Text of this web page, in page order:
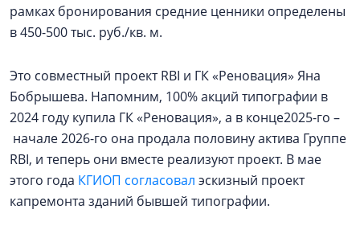
рамках бронирования средние ценники определены
в 450-500 тыс. руб./кв. м.
Это совместный проект RBI и ГК «Реновация» Яна
Бобрышева. Напомним, 100% акций типографии в
2024 году купила ГК «Реновация», а в конце2025-го –
начале 2026-го она продала половину актива Группе
RBI, и теперь они вместе реализуют проект. В мае
этого года КГИОП согласовал эскизный проект
капремонта зданий бывшей типографии.